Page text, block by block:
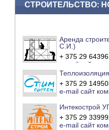
СТРОИТЕЛЬСТВО:
Аренда
С.И.)
+ 375 29
e-mail
сайт
+ 375 29
e-mail сайт
Интекострой
+ 375 29
e-mail сайт